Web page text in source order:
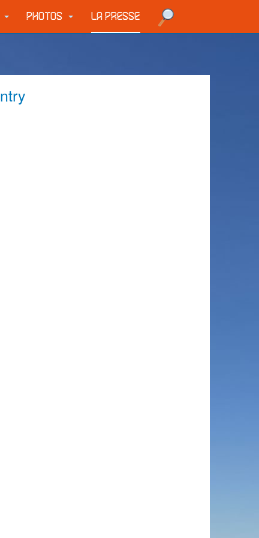
PHOTOS LA PRESSE